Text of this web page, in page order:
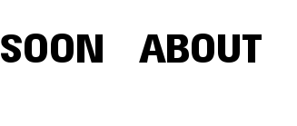
SOON ABOUT